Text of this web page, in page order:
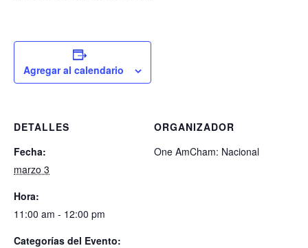
Agregar al calendario
DETALLES
Fecha:
marzo 3
Hora:
11:00 am - 12:00 pm
Categorías del Evento:
ORGANIZADOR
One AmCham: Nacional